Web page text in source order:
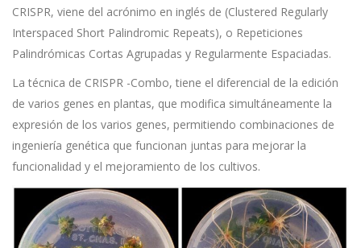
CRISPR, viene del acrónimo en inglés de (Clustered Regularly
Interspaced Short Palindromic Repeats), o Repeticiones
Palindrómicas Cortas Agrupadas y Regularmente Espaciadas.
La técnica de CRISPR -Combo, tiene el diferencial de la edición
de varios genes en plantas, que modifica simultáneamente la
expresión de los varios genes, permitiendo combinaciones de
ingeniería genética que funcionan juntas para mejorar la
funcionalidad y el mejoramiento de los cultivos.